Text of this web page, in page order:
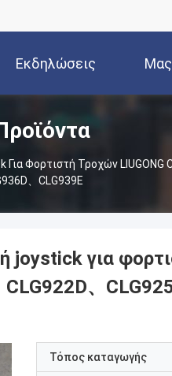
Εκδηλώσεις
Φορτιστή Τροχών LIUGONG
、CLG939E
joystick για
、
Τόπος καταγωγής